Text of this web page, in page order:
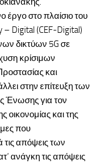
έργο στο πλαίσιο του
Digital (CEF-Digital)
δικτύων 5G σε
κρίσιμων
και
στην επίτευξη των
Ένωσης για τον
οικονομίας και της
που
τις απόψεις των
ανάγκη τις απόψεις